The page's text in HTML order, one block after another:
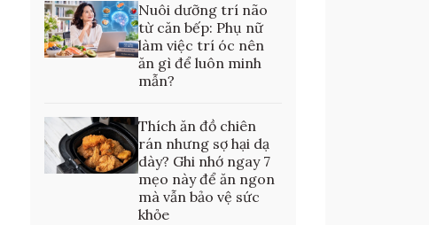
Nuôi dưỡng trí não
từ căn bếp: Phụ nữ
làm việc trí óc nên
ăn gì để luôn minh
mẫn?
Thích ăn đồ chiên
rán nhưng sợ hại dạ
dày? Ghi nhớ ngay 7
mẹo này để ăn ngon
mà vẫn bảo vệ sức
khỏe